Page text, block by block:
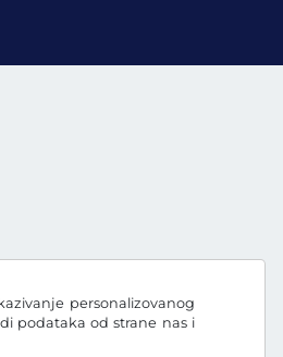
personalizovanog
podataka od strane nas i